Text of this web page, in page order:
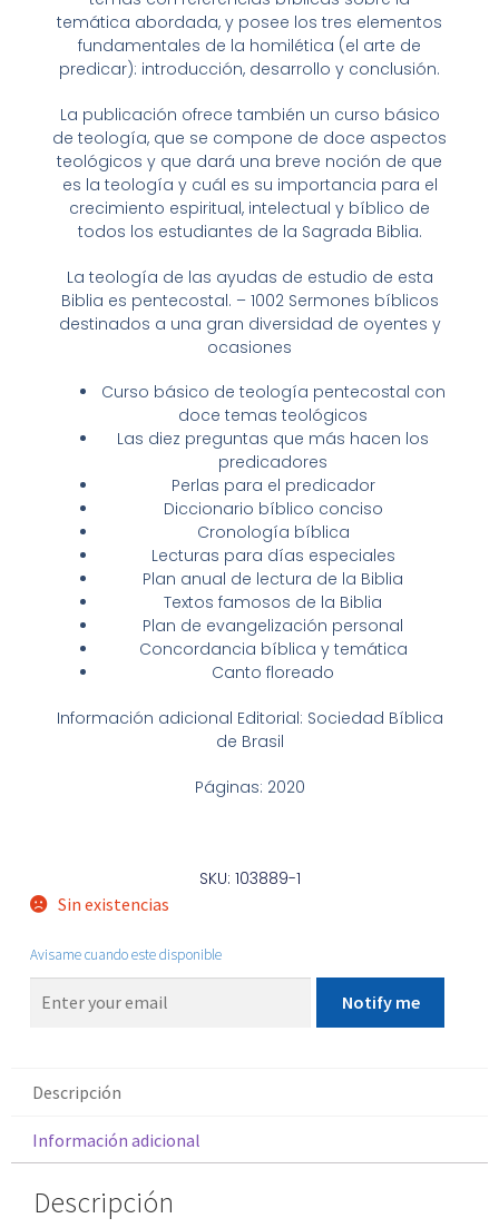
temática abordada, y posee los tres elementos
fundamentales de la homilética (el arte de
predicar): introducción, desarrollo y conclusión.
La publicación ofrece también un curso básico
de teología, que se compone de doce aspectos
teológicos y que dará una breve noción de que
es la teología y cuál es su importancia para el
crecimiento espiritual, intelectual y bíblico de
todos los estudiantes de la Sagrada Biblia.
La teología de las ayudas de estudio de esta
Biblia es pentecostal. – 1002 Sermones bíblicos
destinados a una gran diversidad de oyentes y
ocasiones
Curso básico de teología pentecostal con
doce temas teológicos
Las diez preguntas que más hacen los
predicadores
Perlas para el predicador
Diccionario bíblico conciso
Cronología bíblica
Lecturas para días especiales
Plan anual de lectura de la Biblia
Textos famosos de la Biblia
Plan de evangelización personal
Concordancia bíblica y temática
Canto floreado
Información adicional Editorial: Sociedad Bíblica
de Brasil
Páginas: 2020
SKU: 103889-1
Sin existencias
Avisame cuando este disponible
Notify me
Descripción
Información adicional
Descripción